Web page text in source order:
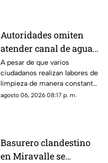
Autoridades omiten
atender canal de agua
contaminado en
Tonalá
A pesar de que varios
ciudadanos realizan labores de
limpieza de manera constante
en la zona, algunas personas
agosto 06, 2026 08:17 p. m.
Basurero clandestino
en Miravalle se